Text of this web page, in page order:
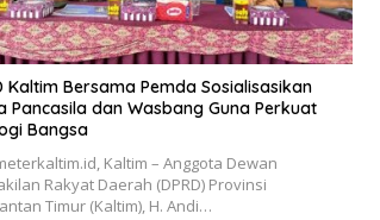
Kaltim Bersama Pemda Sosialisasikan
Pancasila dan Wasbang Guna Perkuat
Bangsa
Kaltim – Anggota Dewan
Rakyat Daerah (DPRD) Provinsi
Timur (Kaltim), H. Andi…